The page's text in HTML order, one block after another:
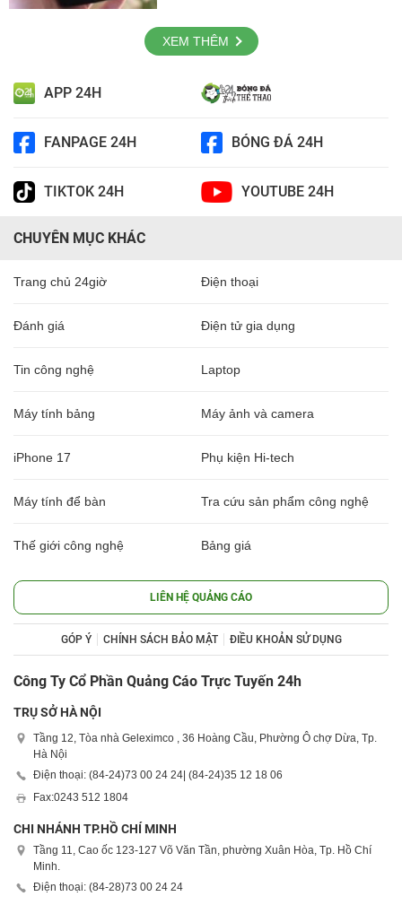
XEM THÊM
APP 24H
FANPAGE 24H BÓNG ĐÁ 24H
TIKTOK 24H YOUTUBE 24H
CHUYÊN MỤC KHÁC
Trang chủ 24giờ Điện thoại
Đánh giá Điện tử gia dụng
Tin công nghệ Laptop
Máy tính bảng Máy ảnh và camera
iPhone 17 Phụ kiện Hi-tech
Máy tính để bàn Tra cứu sản phẩm công nghệ
Thế giới công nghệ Bảng giá
LIÊN HỆ QUẢNG CÁO
GÓP Ý CHÍNH SÁCH BẢO MẬT ĐIỀU KHOẢN SỬ DỤNG
Công Ty Cổ Phần Quảng Cáo Trực Tuyến 24h
TRỤ SỞ HÀ NỘI
Tầng 12, Tòa nhà Geleximco , 36 Hoàng Cầu, Phường Ô chợ Dừa, Tp.
Hà Nội
Điện thoại: (84-24)73 00 24 24 | (84-24)35 12 18 06
Fax:0243 512 1804
CHI NHÁNH TP.HỒ CHÍ MINH
Tầng 11, Cao ốc 123-127 Võ Văn Tần, phường Xuân Hòa, Tp. Hồ Chí
Minh.
Điện thoại: (84-28)73 00 24 24